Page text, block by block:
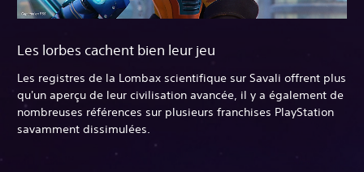
Les lorbes cachent bien leur jeu
Les registres de la Lombax scientifique sur Savali offrent plus
qu'un aperçu de leur civilisation avancée, il y a également de
nombreuses références sur plusieurs franchises PlayStation
savamment dissimulées.